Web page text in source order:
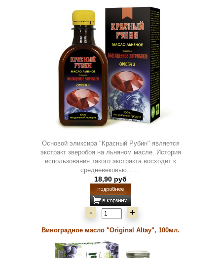
Основой эликсира "Красный Рубин" является
экстракт зверобоя на льняном масле. История
использования такого экстракта восходит к
средневековью... ...
18,90 руб
- +
Виноградное масло "Original Altay", 100мл.